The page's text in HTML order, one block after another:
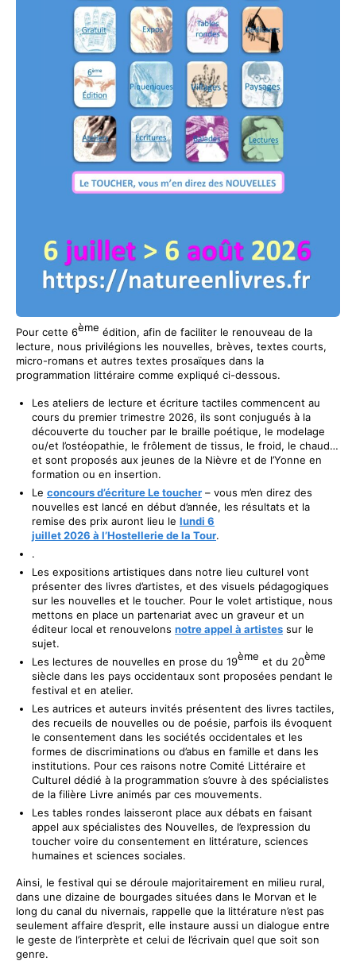
Pour cette 6ème édition, afin de faciliter le renouveau de la
lecture, nous privilégions les nouvelles, brèves, textes courts,
micro-romans et autres textes prosaïques dans la
programmation littéraire comme expliqué ci-dessous.
Les ateliers de lecture et écriture tactiles commencent au
cours du premier trimestre 2026, ils sont conjugués à la
découverte du toucher par le braille poétique, le modelage
ou/et l’ostéopathie, le frôlement de tissus, le froid, le chaud…
et sont proposés aux jeunes de la Nièvre et de l’Yonne en
formation ou en insertion.
Le concours d’écriture Le toucher – vous m’en direz des
nouvelles est lancé en début d’année, les résultats et la
remise des prix auront lieu le lundi 6
juillet2026 à l’Hostellerie de la Tour.
.
Les expositions artistiques dans notre lieu culturel vont
présenter des livres d’artistes, et des visuels pédagogiques
sur les nouvelles et le toucher. Pour le volet artistique, nous
mettons en place un partenariat avec un graveur et un
éditeur local et renouvelons notre appel à artistes sur le
sujet.
Les lectures de nouvelles en prose du 19ème et du 20ème
siècle dans les pays occidentaux sont proposées pendant le
festival et en atelier.
Les autrices et auteurs invités présentent des livres tactiles,
des recueils de nouvelles ou de poésie, parfois ils évoquent
le consentement dans les sociétés occidentales et les
formes de discriminations ou d’abus en famille et dans les
institutions. Pour ces raisons notre Comité Littéraire et
Culturel dédié à la programmation s’ouvre à des spécialistes
de la filière Livre animés par ces mouvements.
Les tables rondes laisseront place aux débats en faisant
appel aux spécialistes des Nouvelles, de l’expression du
toucher voire du consentement en littérature, sciences
humaines et sciences sociales.
Ainsi, le festival qui se déroule majoritairement en milieu rural,
dans une dizaine de bourgades situées dans le Morvan et le
long du canal du nivernais, rappelle que la littérature n’est pas
seulement affaire d’esprit, elle instaure aussi un dialogue entre
le geste de l’interprète et celui de l’écrivain quel que soit son
genre.